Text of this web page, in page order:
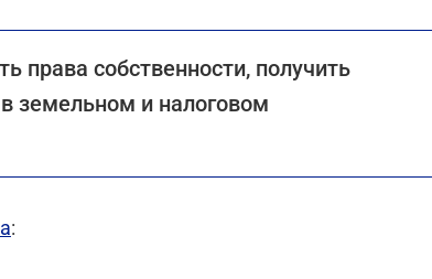
права собственности, получить
земельном и налоговом
: